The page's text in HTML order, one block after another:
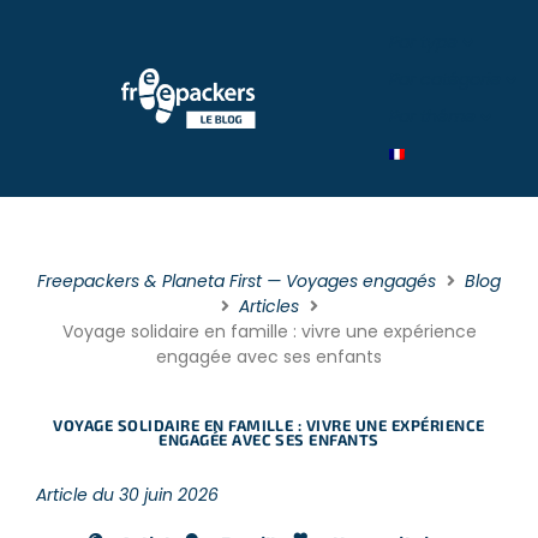
Freepackers & Planeta First — Voyages engagés
Blog
Articles
Voyage solidaire en famille : vivre une expérience
engagée avec ses enfants
VOYAGE SOLIDAIRE EN FAMILLE : VIVRE UNE EXPÉRIENCE
ENGAGÉE AVEC SES ENFANTS
Article du 30 juin 2026